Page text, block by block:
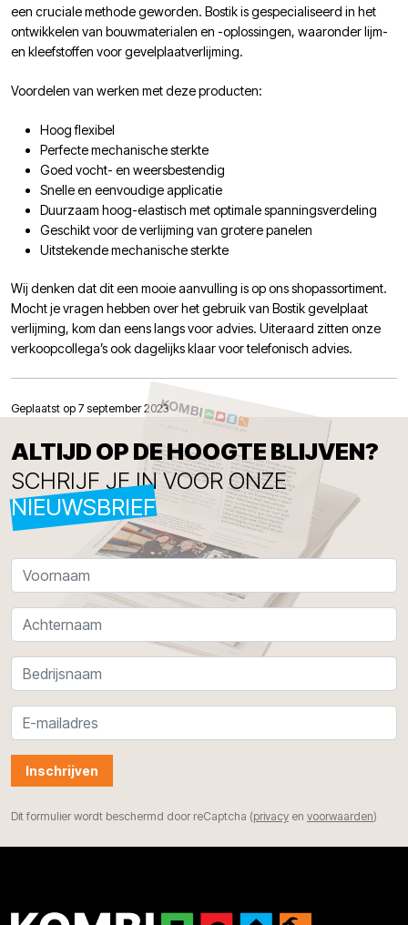
een cruciale methode geworden. Bostik is gespecialiseerd in het
ontwikkelen van bouwmaterialen en -oplossingen, waaronder lijm-
en kleefstoffen voor gevelplaatverlijming.
Voordelen van werken met deze producten:
Hoog flexibel
Perfecte mechanische sterkte
Goed vocht- en weersbestendig
Snelle en eenvoudige applicatie
Duurzaam hoog-elastisch met optimale spanningsverdeling
Geschikt voor de verlijming van grotere panelen
Uitstekende mechanische sterkte
Wij denken dat dit een mooie aanvulling is op ons shopassortiment.
Mocht je vragen hebben over het gebruik van Bostik gevelplaat
verlijming, kom dan eens langs voor advies. Uiteraard zitten onze
verkoopcollega’s ook dagelijks klaar voor telefonisch advies.
Geplaatst op 7 september 2023
ALTIJD OP DE HOOGTE BLIJVEN?
SCHRIJF JE IN VOOR ONZE
NIEUWSBRIEF
Inschrijven
Dit formulier wordt beschermd door reCaptcha (privacy en voorwaarden)